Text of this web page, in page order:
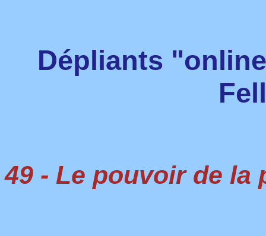
Dépliants
49 - Le pouvoir de la